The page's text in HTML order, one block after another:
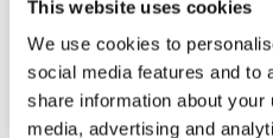
This website uses cookies
We use cookies to
social media features and to
share information about
media, advertising and